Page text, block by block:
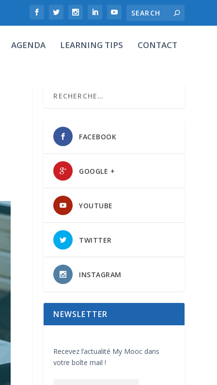
AGENDA LEARNING TIPS CONTACT
FACEBOOK
GOOGLE +
YOUTUBE
TWITTER
INSTAGRAM
NEWSLETTER
Recevez l’actualité My Mooc dans
votre boîte mail !